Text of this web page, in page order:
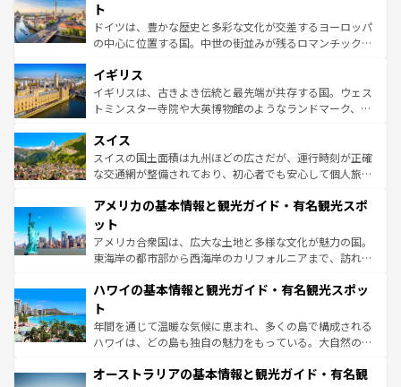
ンテンツ一覧 を参照してほしい。
聖堂、美しいビーチ、そして豊かな自然が、訪れる者を心
から魅了する。また、フランスは美食の国としても知ら
れ、フランス料理はユネスコ無形文化遺産にも登録されて
香り高いラベンダー畑など、多彩な楽しみ方が可能だ。さ
らに、パリ以外の地域にも魅力が溢れており、どの街角に
も豊かな歴史と文化が息づいている。パリ以外の個性あふ
を参照してほしい。
ト
ドイツは、豊かな歴史と多彩な文化が交差するヨーロッパ
の中心に位置する国。中世の街並みが残るロマンチック街
顔を持つこの国は、どこを歩いても飽きることがない。ベ
ルリンの文化的活気、バイエルン州のアルプスの絶景、そ
してライン川沿いのワイン畑といった風景は必見。ビール
は、お酒好きな人にはぜひ体験してほしい。 なお、新着の
ドイツ情報はコンテンツ一覧を参照してほしい。
イギリス
イギリスは、古きよき伝統と最先端が共存する国。ウェス
トミンスター寺院や大英博物館のようなランドマーク、歴
リアごとに異なる魅力がある。また、優雅なアフタヌーン
ティー、ビール好きにはたまらない英国パブ、サッカー観
戦など、本場だからこそできる体験も豊富。イギリスを旅
ンツ一覧を参照してほしい。
スイス
スイスの国土面積は九州ほどの広さだが、運行時刻が正確
な交通網が整備されており、初心者でも安心して個人旅行
の建物がそのまま残る町や、スイスならではのユニークな
博物館もあり、アルプス観光だけでなく町歩きも満喫する
ことができる。国民の所得が高いため物価も高いが、旅行
者向けの交通パス提供のサービスもあり、うまく活用すれ
着のスイス情報はコンテンツ一覧を参照してほしい。
アメリカの基本情報と観光ガイド・有名観光スポ
ット
アメリカ合衆国は、広大な土地と多様な文化が魅力の国。
東海岸の都市部から西海岸のカリフォルニアまで、訪れる
のような巨大都市は、観光、ショッピング、エンターテイ
ンメントが詰まった刺激的なスポットだ。一方、アメリカ
西部には大自然が広がり、グランドキャニオンやイエロー
ストーン国立公園といった絶景が堪能できる。さらに、南
文化が魅力。旅行者はアメリカの各地域で異なる魅力を楽
ハワイの基本情報と観光ガイド・有名観光スポッ
ト
年間を通じて温暖な気候に恵まれ、多くの島で構成される
ハワイは、どの島も独自の魅力をもっている。大自然の神
ワイ島は見逃せない。また、定番の観光地といえばオアフ
オーストラリアの基本情報と観光ガイド・有名観